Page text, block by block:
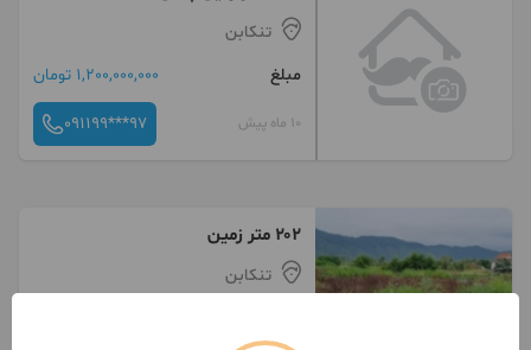
تنکابن
مبلغ
1,200,000,000 تومان
10 ماه پیش 091199***97
۲۰۲ متر زمین
تنکابن